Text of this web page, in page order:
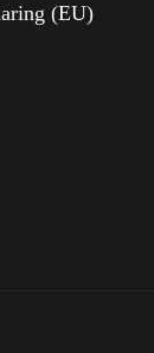
(EU)